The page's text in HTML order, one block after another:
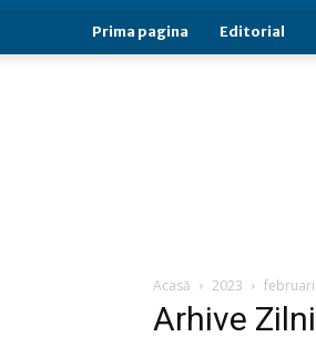
Prima pagina Editorial
Acasă 2023
Arhive